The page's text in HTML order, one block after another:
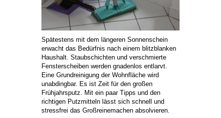
Spätestens mit dem längeren Sonnenschein
erwacht das Bedürfnis nach einem blitzblanken
Haushalt. Staubschichten und verschmierte
Fensterscheiben werden gnadenlos entlarvt.
Eine Grundreinigung der Wohnfläche wird
unabdingbar. Es ist Zeit für den großen
Frühjahrsputz. Mit ein paar Tipps und den
richtigen Putzmitteln lässt sich schnell und
stressfrei das Großreinemachen absolvieren.